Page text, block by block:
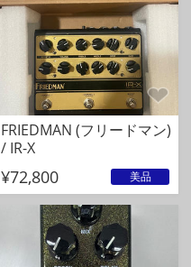
FRIEDMAN (フリードマン)
/ IR-X
¥72,800 美品